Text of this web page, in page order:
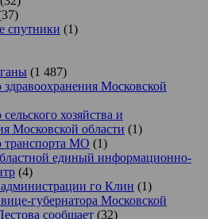
спутники (1)
(1 487)
Московской
хозяйства и
Московской области (1)
транспорта МО (1)
единый информационно-
(4)
го Клин (1)
губернатора Московской
сообщает (32)